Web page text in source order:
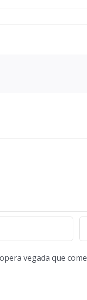
vegada que